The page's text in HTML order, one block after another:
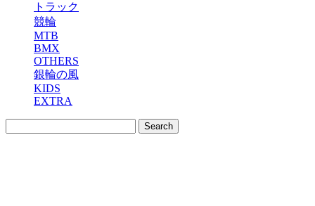
トラック
競輪
MTB
BMX
OTHERS
銀輪の風
KIDS
EXTRA